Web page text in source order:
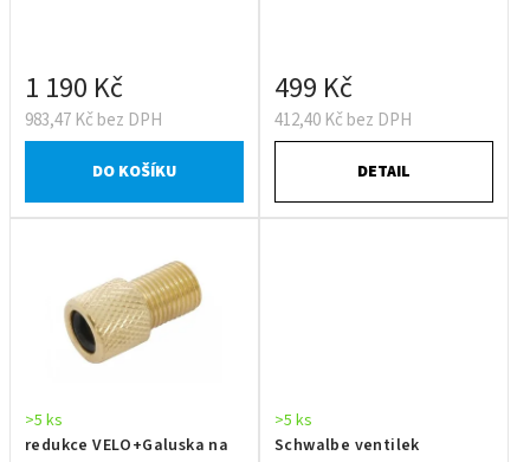
983,47 Kč bez DPH
1 190 Kč
DO KOŠÍKU
412,40 Kč bez DPH
499 Kč
DETAIL
redukce VELO+Galuska na
>5 ks
Schwalbe ventilek
>5 ks